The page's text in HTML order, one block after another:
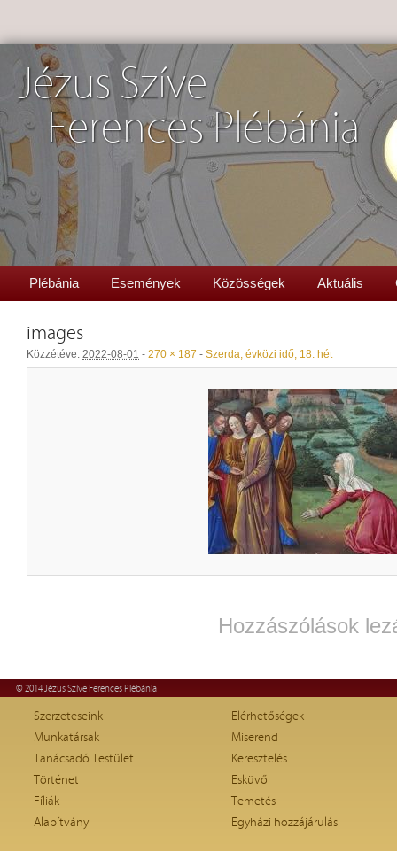
Jézus Szíve
Ferences Plébánia
Plébánia Események Közösségek Aktuális
images
Közzétéve: 2022-08-01 - 270 × 187 - Szerda, évközi idő, 18. hét
Hozzászólások
© 2014 Jézus Szíve Ferences Plébánia
Szerzeteseink
Munkatársak
Tanácsadó Testület
Történet
Fíliák
Alapítvány
Elérhetőségek
Miserend
Keresztelés
Esküvő
Temetés
Egyházi hozzájárulás